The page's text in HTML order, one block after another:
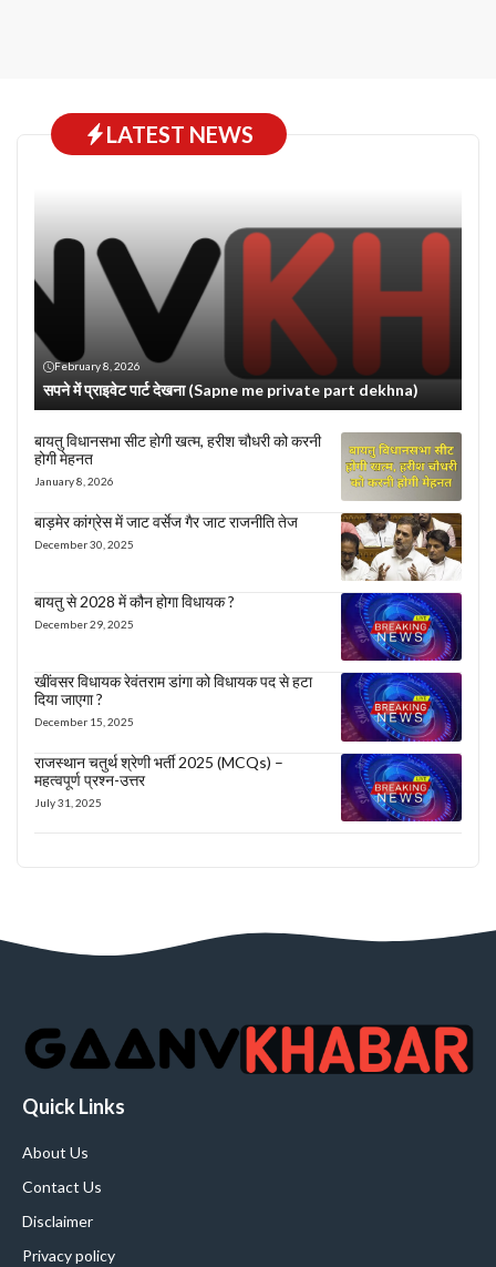
LATEST NEWS
February 8, 2026
सपने में प्राइवेट पार्ट देखना (Sapne me private part dekhna)
बायतु विधानसभा सीट होगी खत्म, हरीश चौधरी को करनी
होगी मेहनत
January 8, 2026
बाड़मेर कांग्रेस में जाट वर्सेज गैर जाट राजनीति तेज
December 30, 2025
बायतु से 2028 में कौन होगा विधायक ?
December 29, 2025
खींवसर विधायक रेवंतराम डांगा को विधायक पद से हटा
दिया जाएगा ?
December 15, 2025
राजस्थान चतुर्थ श्रेणी भर्ती 2025 (MCQs) –
महत्वपूर्ण प्रश्न-उत्तर
July 31, 2025
Quick Links
About Us
Contact Us
Disclaimer
Privacy policy